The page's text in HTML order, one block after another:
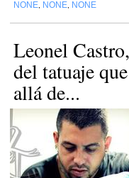
NONE NONE NONE
Leonel
del tatuaje
allá de...